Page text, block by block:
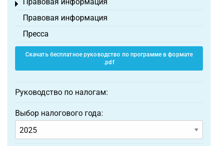
Toggle menu
Правовая информация
Пресса
Скачать бесплатное руководство по программе в формате
.pdf
Руководство по налогам:
Выбор налогового года: